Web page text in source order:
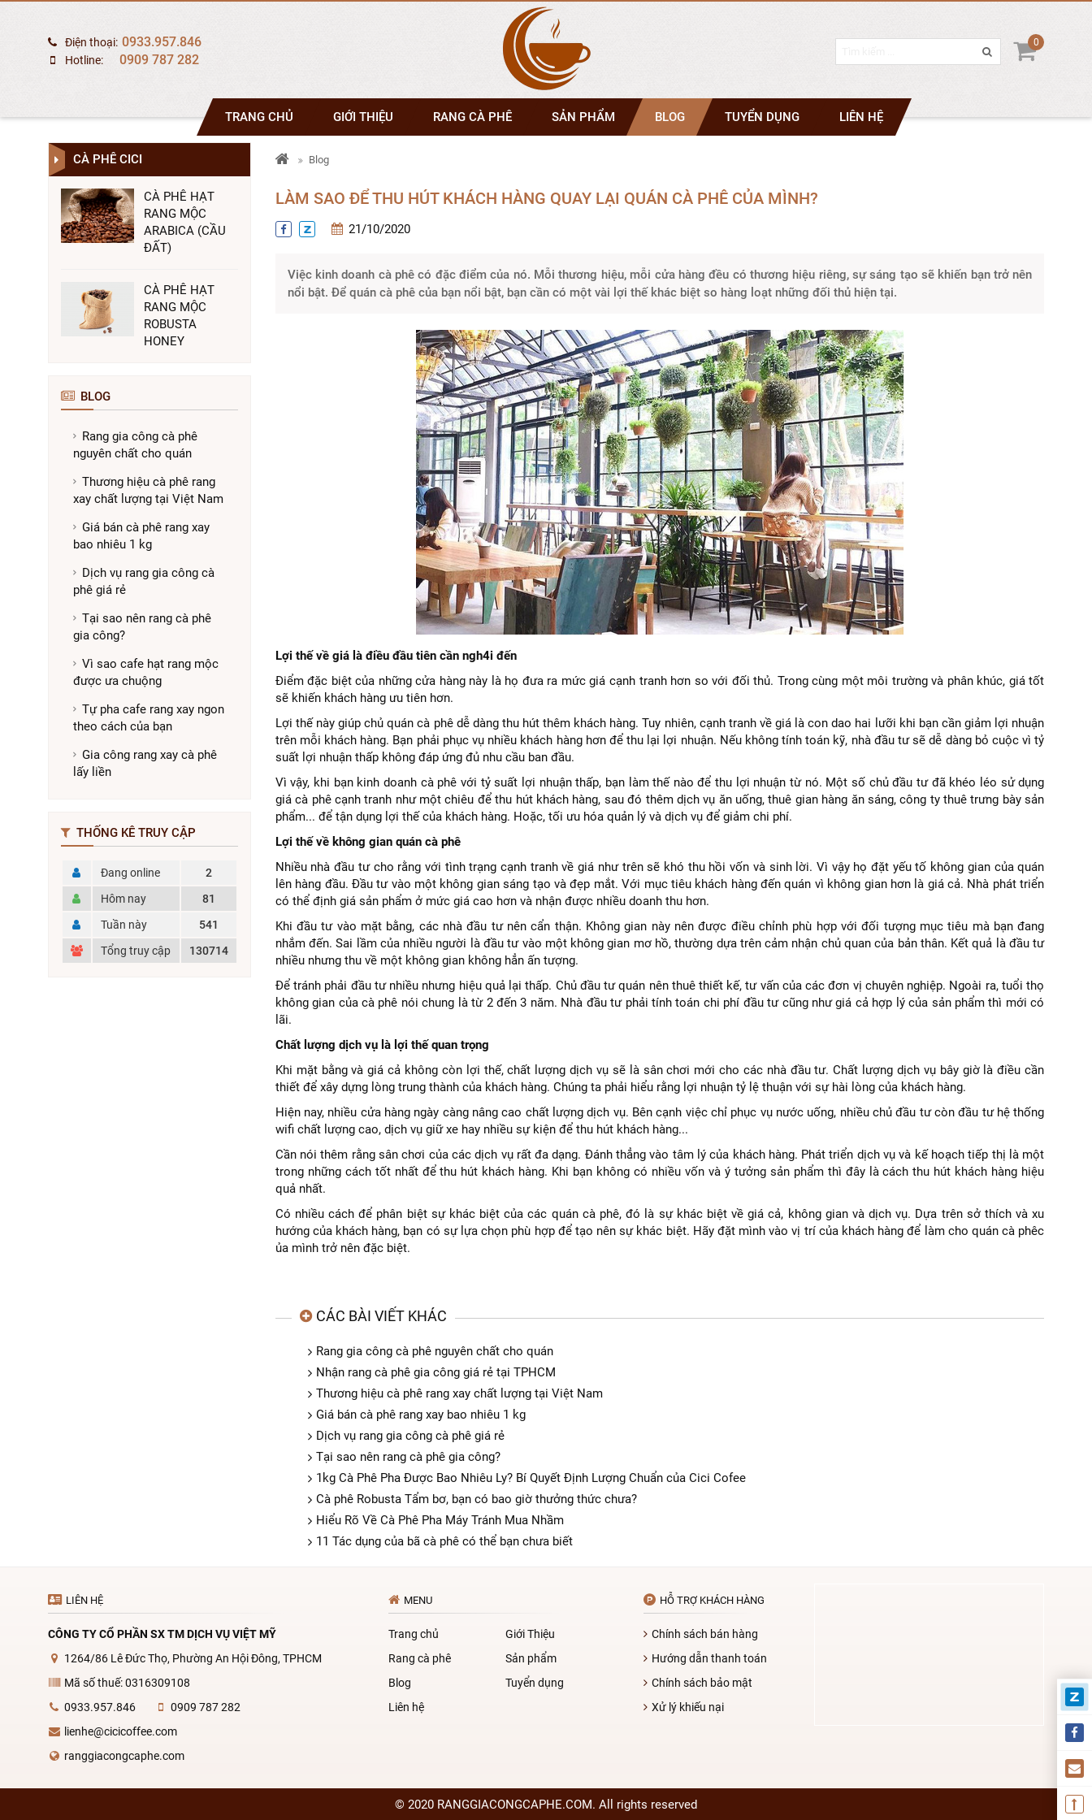
Điện thoại: 0933.957.846
Hotline: 0909 787 282
0
TRANG CHỦ GIỚI THIỆU RANG CÀ PHÊ SẢN PHẨM BLOG TUYỂN DỤNG LIÊN HỆ
CÀ PHÊ CICI
CÀ PHÊ HẠT
RANG MỘC
ARABICA (CẦU
ĐẤT)
CÀ PHÊ HẠT
RANG MỘC
ROBUSTA
HONEY
BLOG
Rang gia công cà phê
nguyên chất cho quán
Thương hiệu cà phê rang
xay chất lượng tại Việt Nam
Giá bán cà phê rang xay
bao nhiêu 1 kg
Dịch vụ rang gia công cà
phê giá rẻ
Tại sao nên rang cà phê
gia công?
Vì sao cafe hạt rang mộc
được ưa chuộng
Tự pha cafe rang xay ngon
theo cách của bạn
Gia công rang xay cà phê
lấy liền
THỐNG KÊ TRUY CẬP
Đang online
2
Hôm nay
81
Tuần này
541
Tổng truy cập
130714
Blog
LÀM SAO ĐỂ THU HÚT KHÁCH HÀNG QUAY LẠI QUÁN CÀ PHÊ CỦA MÌNH?
21/10/2020
Việc kinh doanh cà phê có đặc điểm của nó. Mỗi thương hiệu, mỗi cửa hàng đều có thương hiệu riêng, sự sáng tạo sẽ khiến bạn trở nên
nổi bật. Để quán cà phê của bạn nổi bật, bạn cần có một vài lợi thế khác biệt so hàng loạt những đối thủ hiện tại.
Lợi thế về giá là điều đầu tiên cần ngh4i đến
Điểm đặc biệt của những cửa hàng này là họ đưa ra mức giá cạnh tranh hơn so với đối thủ. Trong cùng một môi trường và phân khúc, giá tốt
sẽ khiến khách hàng ưu tiên hơn.
Lợi thế này giúp chủ quán cà phê dễ dàng thu hút thêm khách hàng. Tuy nhiên, cạnh tranh về giá là con dao hai lưỡi khi bạn cần giảm lợi nhuận
trên mỗi khách hàng. Bạn phải phục vụ nhiều khách hàng hơn để thu lại lợi nhuận. Nếu không tính toán kỹ, nhà đầu tư sẽ dễ dàng bỏ cuộc vì tỷ
suất lợi nhuận thấp không đáp ứng đủ nhu cầu ban đầu.
Vì vậy, khi bạn kinh doanh cà phê với tỷ suất lợi nhuận thấp, bạn làm thế nào để thu lợi nhuận từ nó. Một số chủ đầu tư đã khéo léo sử dụng
giá cà phê cạnh tranh như một chiêu để thu hút khách hàng, sau đó thêm dịch vụ ăn uống, thuê gian hàng ăn sáng, công ty thuê trưng bày sản
phẩm... để tận dụng lợi thế của khách hàng. Hoặc, tối ưu hóa quản lý và dịch vụ để giảm chi phí.
Lợi thế về không gian quán cà phê
Nhiều nhà đầu tư cho rằng với tình trạng cạnh tranh về giá như trên sẽ khó thu hồi vốn và sinh lời. Vì vậy họ đặt yếu tố không gian của quán
lên hàng đầu. Đầu tư vào một không gian sáng tạo và đẹp mắt. Với mục tiêu khách hàng đến quán vì không gian hơn là giá cả. Nhà phát triển
có thể định giá sản phẩm ở mức giá cao hơn và nhận được nhiều doanh thu hơn.
Khi đầu tư vào mặt bằng, các nhà đầu tư nên cẩn thận. Không gian này nên được điều chỉnh phù hợp với đối tượng mục tiêu mà bạn đang
nhắm đến. Sai lầm của nhiều người là đầu tư vào một không gian mơ hồ, thường dựa trên cảm nhận chủ quan của bản thân. Kết quả là đầu tư
nhiều nhưng thu về một không gian không hẳn ấn tượng.
Để tránh phải đầu tư nhiều nhưng hiệu quả lại thấp. Chủ đầu tư quán nên thuê thiết kế, tư vấn của các đơn vị chuyên nghiệp. Ngoài ra, tuổi thọ
không gian của cà phê nói chung là từ 2 đến 3 năm. Nhà đầu tư phải tính toán chi phí đầu tư cũng như giá cả hợp lý của sản phẩm thì mới có
lãi.
Chất lượng dịch vụ là lợi thế quan trọng
Khi mặt bằng và giá cả không còn lợi thế, chất lượng dịch vụ sẽ là sân chơi mới cho các nhà đầu tư. Chất lượng dịch vụ bây giờ là điều cần
thiết để xây dựng lòng trung thành của khách hàng. Chúng ta phải hiểu rằng lợi nhuận tỷ lệ thuận với sự hài lòng của khách hàng.
Hiện nay, nhiều cửa hàng ngày càng nâng cao chất lượng dịch vụ. Bên cạnh việc chỉ phục vụ nước uống, nhiều chủ đầu tư còn đầu tư hệ thống
wifi chất lượng cao, dịch vụ giữ xe hay nhiều sự kiện để thu hút khách hàng...
Cần nói thêm rằng sân chơi của các dịch vụ rất đa dạng. Đánh thẳng vào tâm lý của khách hàng. Phát triển dịch vụ và kế hoạch tiếp thị là một
trong những cách tốt nhất để thu hút khách hàng. Khi bạn không có nhiều vốn và ý tưởng sản phẩm thì đây là cách thu hút khách hàng hiệu
quả nhất.
Có nhiều cách để phân biệt sự khác biệt của các quán cà phê, đó là sự khác biệt về giá cả, không gian và dịch vụ. Dựa trên sở thích và xu
hướng của khách hàng, bạn có sự lựa chọn phù hợp để tạo nên sự khác biệt. Hãy đặt mình vào vị trí của khách hàng để làm cho quán cà phêc
ủa mình trở nên đặc biệt.
CÁC BÀI VIẾT KHÁC
Rang gia công cà phê nguyên chất cho quán
Nhận rang cà phê gia công giá rẻ tại TPHCM
Thương hiệu cà phê rang xay chất lượng tại Việt Nam
Giá bán cà phê rang xay bao nhiêu 1 kg
Dịch vụ rang gia công cà phê giá rẻ
Tại sao nên rang cà phê gia công?
1kg Cà Phê Pha Được Bao Nhiêu Ly? Bí Quyết Định Lượng Chuẩn của Cici Cofee
Cà phê Robusta Tẩm bơ, bạn có bao giờ thưởng thức chưa?
Hiểu Rõ Về Cà Phê Pha Máy Tránh Mua Nhầm
11 Tác dụng của bã cà phê có thể bạn chưa biết
LIÊN HỆ
CÔNG TY CỔ PHẦN SX TM DỊCH VỤ VIỆT MỸ
1264/86 Lê Đức Thọ, Phường An Hội Đông, TPHCM
Mã số thuế: 0316309108
0933.957.846
0909 787 282
lienhe@cicicoffee.com
ranggiacongcaphe.com
MENU
Trang chủ
Giới Thiệu
Rang cà phê
Sản phẩm
Blog
Tuyển dụng
Liên hệ
HỖ TRỢ KHÁCH HÀNG
Chính sách bán hàng
Hướng dẫn thanh toán
Chính sách bảo mật
Xử lý khiếu nại
© 2020 RANGGIACONGCAPHE.COM. All rights reserved